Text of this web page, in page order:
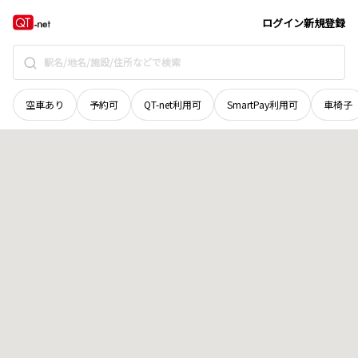
ログイン新規登録
空車あり 予約可 QT-net利用可 SmartPay利用可 車椅子
山口県